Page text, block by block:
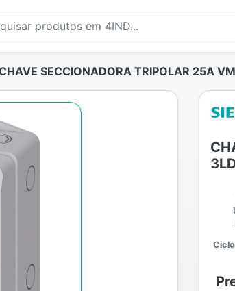
SECCIONADORA TRIPOLAR 25A